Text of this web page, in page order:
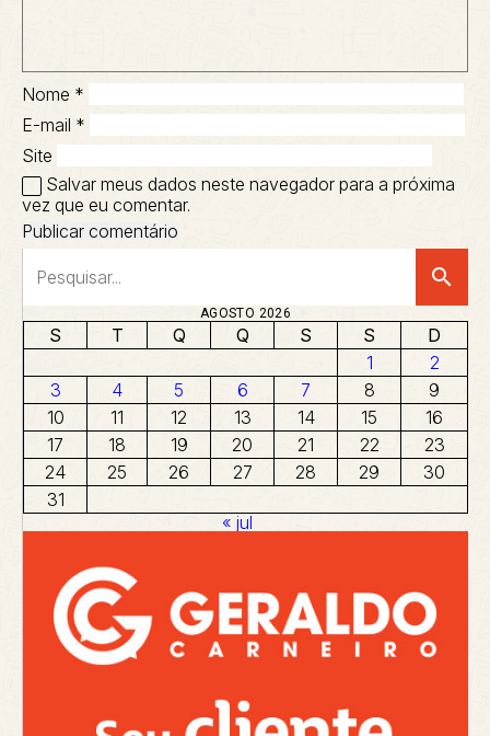
Nome *
E-mail *
Site
Salvar meus dados neste navegador para a próxima
vez que eu comentar.
search
AGOSTO 2026
S T Q Q S S
D
1
2
3
4 5 6 7 8
9
10
11 12 13 14 15
16
17
18 19 20 21 22
23
24
25 26 27 28 29
30
31
« jul